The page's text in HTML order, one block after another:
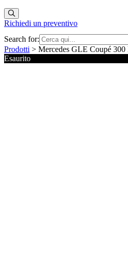
Richiedi un preventivo
Search for:
Prodotti > Mercedes GLE Coupé
Esaurito